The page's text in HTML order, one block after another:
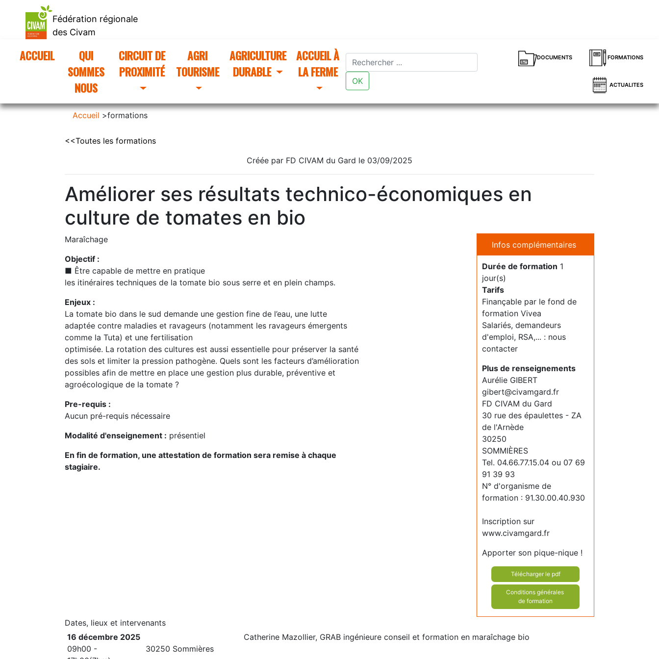
Fédération régionale
des Civam
ACCUEIL(CURRENT)
QUI
SOMMES
NOUS
CIRCUIT DE
PROXIMITÉ
AGRI
TOURISME
AGRICULTURE
DURABLE
ACCUEIL À
LA FERME
OK
DOCUMENTS FORMATIONS
ACTUALITES
Accueil >formations
<<Toutes les formations
Créée par FD CIVAM du Gard le 03/09/2025
Améliorer ses résultats technico-économiques en
culture de tomates en bio
Maraîchage
Objectif :
■ Être capable de mettre en pratique
les itinéraires techniques de la tomate bio sous serre et en plein champs.
Enjeux :
La tomate bio dans le sud demande une gestion fine de l’eau, une lutte
adaptée contre maladies et ravageurs (notamment les ravageurs émergents
comme la Tuta) et une fertilisation
optimisée. La rotation des cultures est aussi essentielle pour préserver la santé
des sols et limiter la pression pathogène. Quels sont les facteurs d’amélioration
possibles afin de mettre en place une gestion plus durable, préventive et
agroécologique de la tomate ?
Pre-requis :
Aucun pré-requis nécessaire
Modalité d'enseignement : présentiel
En fin de formation, une attestation de formation sera remise à chaque
stagiaire.
Infos complémentaires
Durée de formation 1
jour(s)
Tarifs
Finançable par le fond de
formation Vivea
Salariés, demandeurs
d'emploi, RSA,... : nous
contacter
Plus de renseignements
Aurélie GIBERT
gibert@civamgard.fr
FD CIVAM du Gard
30 rue des épaulettes - ZA
de l'Arnède
30250
SOMMIÈRES
Tel. 04.66.77.15.04 ou 07 69
91 39 93
N° d'organisme de
formation : 91.30.00.40.930
Inscription sur
www.civamgard.fr
Apporter son pique-nique !
Télécharger le pdf
Conditions générales
de formation
Dates, lieux et intervenants
16 décembre 2025
09h00 -
30250 Sommières
Catherine Mazollier, GRAB ingénieure conseil et formation en maraîchage bio